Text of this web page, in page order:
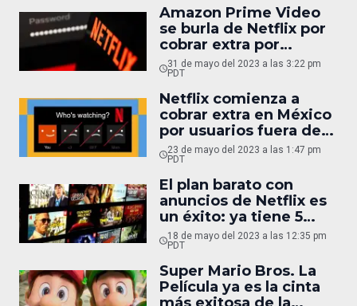
Amazon Prime Video
se burla de Netflix por
cobrar extra por
usuarios fuera de casa
31 de mayo del 2023 a las 3:22 pm
PDT
Netflix comienza a
cobrar extra en México
por usuarios fuera de
tu casa
23 de mayo del 2023 a las 1:47 pm
PDT
El plan barato con
anuncios de Netflix es
un éxito: ya tiene 5
millones de
suscriptores
18 de mayo del 2023 a las 12:35 pm
PDT
Super Mario Bros. La
Película ya es la cinta